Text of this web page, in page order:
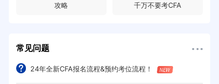
攻略 千万不要考CFA
常见问题
24年全新CFA报名流程&预约考位流程！